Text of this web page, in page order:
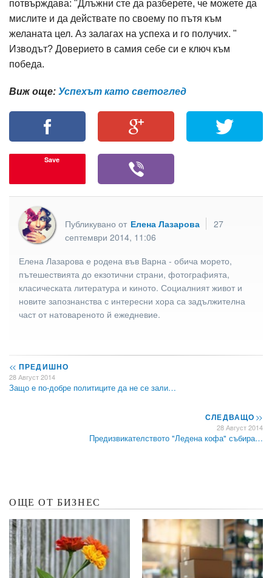
потвърждава: "Длъжни сте да разберете, че можете да
мислите и да действате по своему по пътя към
желаната цел. Аз залагах на успеха и го получих. "
Изводът? Доверието в самия себе си е ключ към
победа.
Виж още: Успехът като светоглед
Save
Публикувано от Елена Лазарова
27
септември 2014, 11:06
Елена Лазарова е родена във Варна - обича морето,
пътешествията до екзотични страни, фотографията,
класическата литература и киното. Социалният живот и
новите запознанства с интересни хора са задължителна
част от натовареното й ежедневие.
<< ПРЕДИШНО
28 Август 2014
Защо е по-добре политиците да не се зали…
СЛЕДВАЩО>>
28 Август 2014
Предизвикателството "Ледена кофа" събира…
ОЩЕ ОТ БИЗНЕС